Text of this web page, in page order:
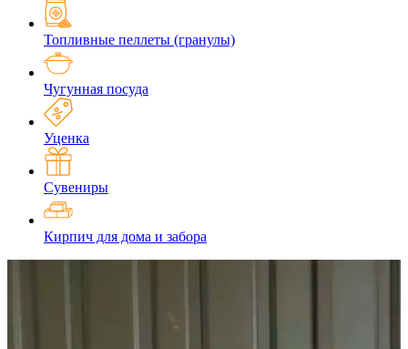
Топливные пеллеты (гранулы)
Чугунная посуда
Уценка
Сувениры
Кирпич для дома и забора